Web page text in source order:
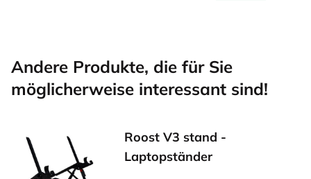
Andere Produkte, die für Sie
möglicherweise interessant sind!
Roost V3 stand -
Laptopständer